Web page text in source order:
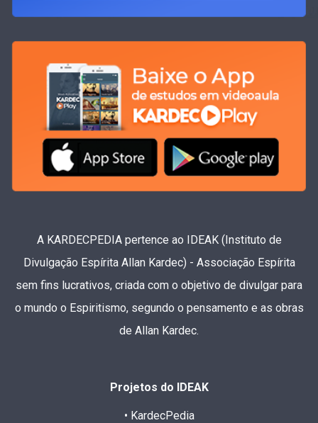
A KARDECPEDIA pertence ao IDEAK (Instituto de
Divulgação Espírita Allan Kardec) - Associação Espírita
sem fins lucrativos, criada com o objetivo de divulgar para
o mundo o Espiritismo, segundo o pensamento e as obras
de Allan Kardec.
Projetos do IDEAK
• KardecPedia